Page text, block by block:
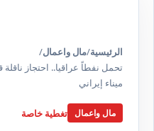
الرئيسية/مال واعمال/
تحمل نفطاً عراقيا.. احتجاز
ميناء إيراني
مال واعمال تغطية خاصة